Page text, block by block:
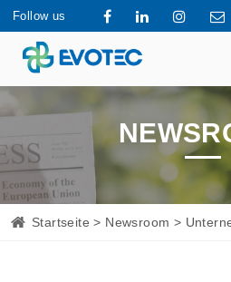
Follow us
Startseite > Newsroom >